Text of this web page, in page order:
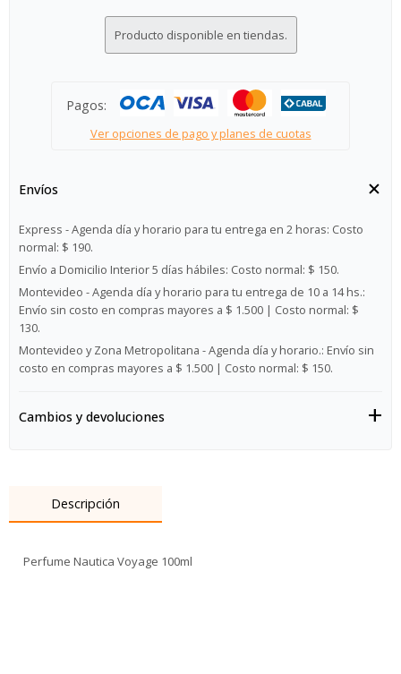
Producto disponible en tiendas.
Pagos:
Ver opciones de pago y planes de cuotas
Envíos
Express - Agenda día y horario para tu entrega en 2 horas: Costo
normal: $ 190.
Envío a Domicilio Interior 5 días hábiles: Costo normal: $ 150.
Montevideo - Agenda día y horario para tu entrega de 10 a 14 hs.:
Envío sin costo en compras mayores a $ 1.500 | Costo normal: $
130.
Montevideo y Zona Metropolitana - Agenda día y horario.: Envío sin
costo en compras mayores a $ 1.500 | Costo normal: $ 150.
Cambios y devoluciones
Descripción
Perfume Nautica Voyage 100ml